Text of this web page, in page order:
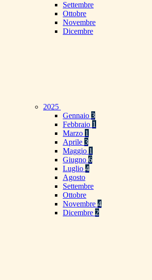
Settembre
Ottobre
Novembre
Dicembre
2025
Gennaio 3
Febbraio 1
Marzo 1
Aprile 3
Maggio 1
Giugno 6
Luglio 4
Agosto
Settembre
Ottobre
Novembre 4
Dicembre 2